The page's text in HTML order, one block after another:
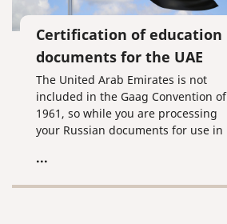
Certification of education
documents for the UAE
The United Arab Emirates is not
included in the Gaag Convention of
1961, so while you are processing
your Russian documents for use in
to undergo the procedure of
...